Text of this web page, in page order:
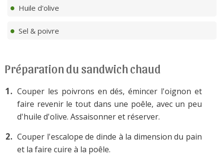
Huile d'olive
Sel & poivre
Préparation du sandwich chaud
Couper les poivrons en dés, émincer l'oignon et
faire revenir le tout dans une poêle, avec un peu
d'huile d'olive. Assaisonner et réserver.
Couper l'escalope de dinde à la dimension du pain
et la faire cuire à la poêle.